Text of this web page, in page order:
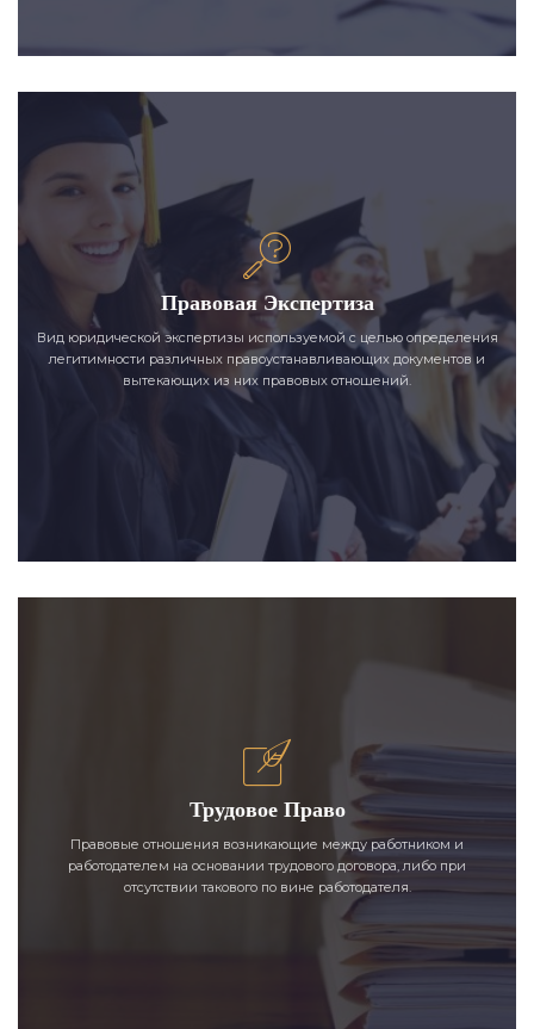
Правовая Экспертиза
Вид юридической экспертизы используемой с целью определения
легитимности различных правоустанавливающих документов и
вытекающих из них правовых отношений.
Трудовое Право
Правовые отношения возникающие между работником и
работодателем на основании трудового договора, либо при
отсутствии такового по вине работодателя.